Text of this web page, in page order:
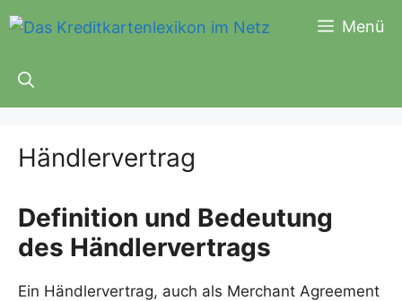
Inhalt
Menü
Händlervertrag
Definition und Bedeutung
des Händlervertrags
Ein Händlervertrag, auch als Merchant Agreement